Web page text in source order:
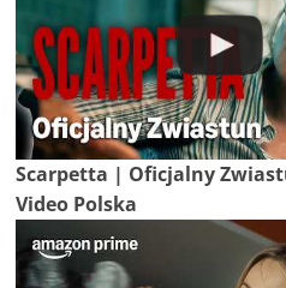
Scarpetta | Oficjalny
Video Polska